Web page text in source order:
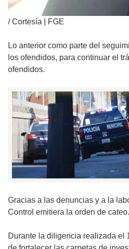
/Cortesía | FGE
Lo anterior como parte del
los ofendidos, para continuar el
ofendidos.
Gracias a las denuncias y a la
Control emitiera la orden de cateo.
Durante la diligencia realizada el